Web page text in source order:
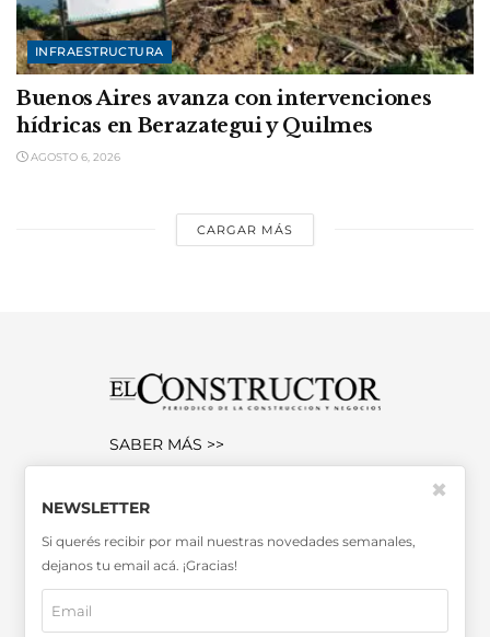
INFRAESTRUCTURA
Buenos Aires avanza con intervenciones
hídricas en Berazategui y Quilmes
AGOSTO 6, 2026
CARGAR MÁS
SABER MÁS >>
Miembro de la Asociación de
Entidades Periodísticas Argentinas
ADEPA
NEWSLETTER
Si querés recibir por mail nuestras novedades semanales,
dejanos tu email acá. ¡Gracias!
✖